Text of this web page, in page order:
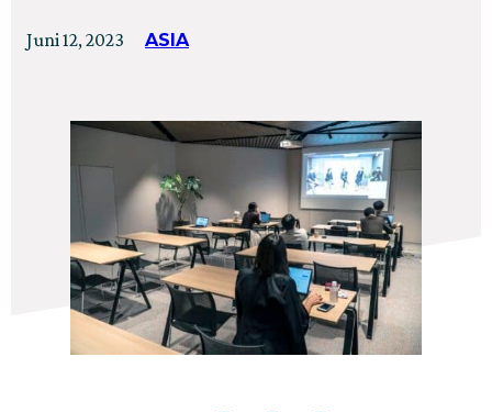
Verfasst
Juni 12, 2023
Aktualisiert
30,
ASIA